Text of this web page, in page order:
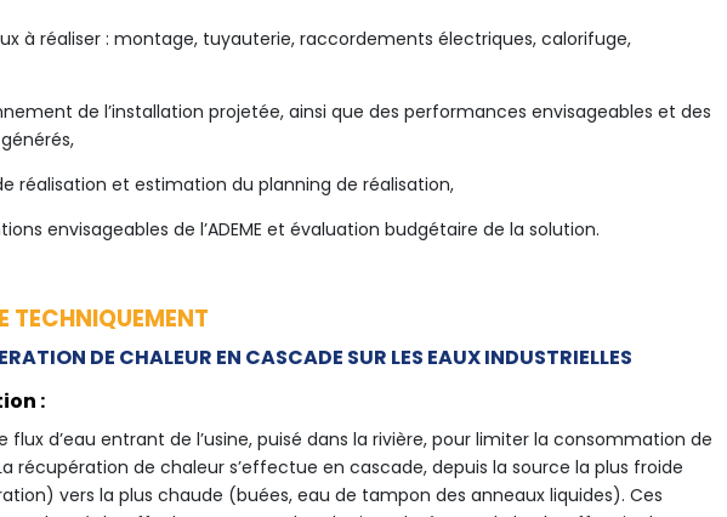
à réaliser : montage, tuyauterie, raccordements électriques, calorifuge,
de l’installation projetée, ainsi que des performances envisageables et des
réalisation et estimation du planning de réalisation,
envisageables de l’ADEME et évaluation budgétaire de la solution.
TECHNIQUEMENT
DE CHALEUR EN CASCADE SUR LES EAUX INDUSTRIELLES
:
flux d’eau entrant de l’usine, puisé dans la rivière, pour limiter la consommation de
récupération de chaleur s’effectue en cascade, depuis la source la plus froide
vers la plus chaude (buées, eau de tampon des anneaux liquides). Ces